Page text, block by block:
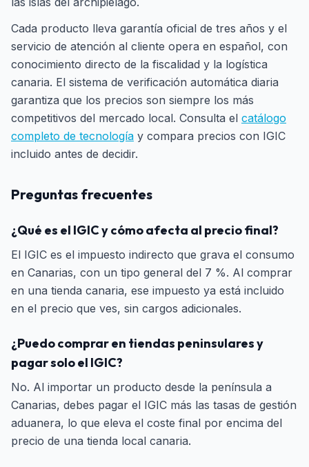
Cada producto lleva garantía oficial de tres años y el
servicio de atención al cliente opera en español, con
conocimiento directo de la fiscalidad y la logística
canaria. El sistema de verificación automática diaria
garantiza que los precios son siempre los más
competitivos del mercado local. Consulta el catálogo
completo de tecnología y compara precios con IGIC
incluido antes de decidir.
Preguntas frecuentes
¿Qué es el IGIC y cómo afecta al precio final?
El IGIC es el impuesto indirecto que grava el consumo
en Canarias, con un tipo general del 7 %. Al comprar
en una tienda canaria, ese impuesto ya está incluido
en el precio que ves, sin cargos adicionales.
¿Puedo comprar en tiendas peninsulares y
pagar solo el IGIC?
No. Al importar un producto desde la península a
Canarias, debes pagar el IGIC más las tasas de gestión
aduanera, lo que eleva el coste final por encima del
precio de una tienda local canaria.